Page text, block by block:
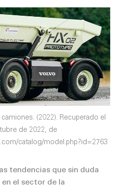
(2022). Recuperado el
de 2022, de
catalog/model.php?id=2763
tendencias que sin duda
el sector de la